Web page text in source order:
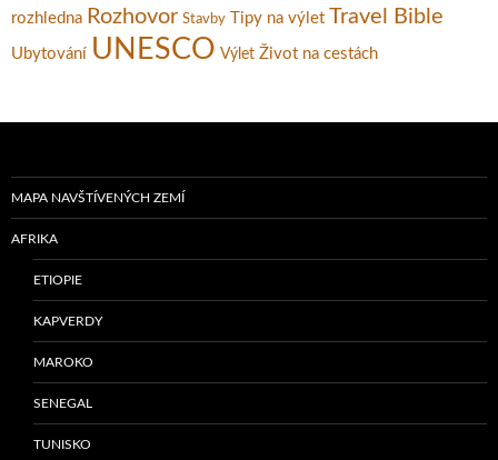
rozhledna Rozhovor Stavby Tipy na výlet Travel Bible
Ubytování UNESCO Výlet Život na cestách
MAPA NAVŠTÍVENÝCH ZEMÍ
AFRIKA
ETIOPIE
KAPVERDY
MAROKO
SENEGAL
TUNISKO